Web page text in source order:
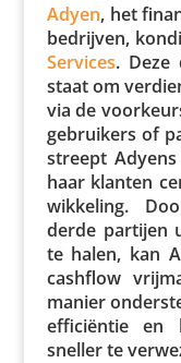
Adyen, het
bedrijven,
Services. Deze
staat om
via de
gebrui­kers of
streept
haar klanten
wik­ke­ling.
derde partijen
te halen, kan
cashflow
manier
effi­ci­ëntie en
sneller te